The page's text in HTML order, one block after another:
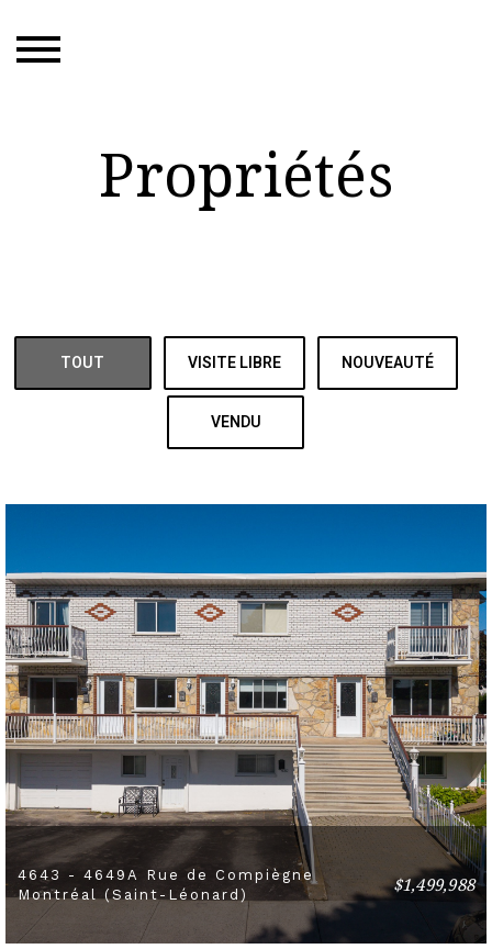
Propriétés
TOUT VISITE LIBRE NOUVEAUTÉ
VENDU
4643 - 4649A Rue de Compiègne
Montréal (Saint-Léonard)
$1,499,988
3 BEDS 1 BATHS